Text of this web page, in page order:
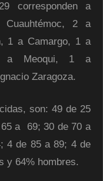
corresponden a
2 a
1 a Camargo, 1 a
a Meoqui, 1 a
Zaragoza.
son: 49 de 25
a 69; 30 de 70 a
4 de 85 a 89; 4 de
y 64% hombres.